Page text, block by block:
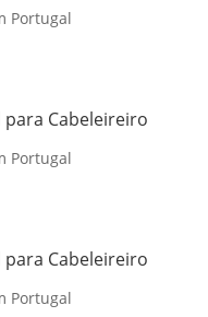
Portugal
Cabeleireiro
Portugal
Cabeleireiro
Portugal